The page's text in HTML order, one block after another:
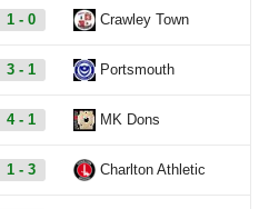
1 - 0 Crawley Town
3 - 1 Portsmouth
4 - 1 MK Dons
1 - 3 Charlton Athletic